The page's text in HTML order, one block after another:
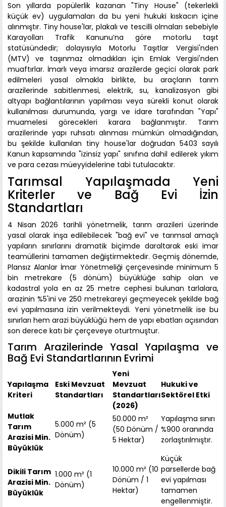
Son yıllarda popülerlik kazanan "Tiny House" (tekerlekli
küçük ev) uygulamaları da bu yeni hukuki kıskacın içine
alınmıştır. Tiny house'lar, plakalı ve tescilli olmaları sebebiyle
Karayolları Trafik Kanunu’na göre motorlu taşıt
statüsündedir; dolayısıyla Motorlu Taşıtlar Vergisi'nden
(MTV) ve taşınmaz olmadıkları için Emlak Vergisi'nden
muaftırlar. İmarlı veya imarsız arazilerde geçici olarak park
edilmeleri yasal olmakla birlikte, bu araçların tarım
arazilerinde sabitlenmesi, elektrik, su, kanalizasyon gibi
altyapı bağlantılarının yapılması veya sürekli konut olarak
kullanılması durumunda, yargı ve idare tarafından "Yapı"
muamelesi görecekleri karara bağlanmıştır. Tarım
arazilerinde yapı ruhsatı alınması mümkün olmadığından,
bu şekilde kullanılan tiny house'lar doğrudan 5403 sayılı
Kanun kapsamında "izinsiz yapı" sınıfına dahil edilerek yıkım
ve para cezası müeyyidelerine tabi tutulacaktır.
Tarımsal Yapılaşmada Yeni
Kriterler ve Bağ Evi İzin
Standartları
4 Nisan 2026 tarihli yönetmelik, tarım arazileri üzerinde
yasal olarak inşa edilebilecek "bağ evi" ve tarımsal amaçlı
yapıların sınırlarını dramatik biçimde daraltarak eski imar
teamüllerini tamamen değiştirmektedir. Geçmiş dönemde,
Plansız Alanlar İmar Yönetmeliği çerçevesinde minimum 5
bin metrekare (5 dönüm) büyüklüğe sahip olan ve
kadastral yola en az 25 metre cephesi bulunan tarlalara,
arazinin %5'ini ve 250 metrekareyi geçmeyecek şekilde bağ
evi yapılmasına izin verilmekteydi. Yeni yönetmelik ise bu
sınırları hem arazi büyüklüğü hem de yapı ebatları açısından
son derece katı bir çerçeveye oturtmuştur.
Tarım Arazilerinde Yasal Yapılaşma ve
Bağ Evi Standartlarının Evrimi
Yapılaşma
Kriteri
Eski Mevzuat
Standartları
Yeni
Mevzuat
Standartları
(2026)
Hukuki ve
Sektörel Etki
Mutlak
Tarım
Arazisi Min.
Büyüklük
5.000 m² (5
Dönüm)
50.000 m²
(50 Dönüm /
5 Hektar)
Yapılaşma sınırı
%900 oranında
zorlaştırılmıştır.
Dikili Tarım
Arazisi Min.
Büyüklük
1.000 m² (1
Dönüm)
10.000 m² (10
Dönüm / 1
Hektar)
Küçük
parsellerde bağ
evi yapılması
tamamen
engellenmiştir.